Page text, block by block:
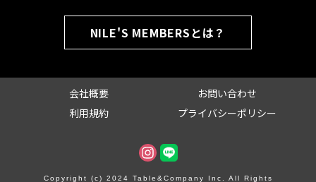
NILE'S MEMBERSとは？
会社概要
お問い合わせ
利用規約
プライバシーポリシー
Copyright (c) 2024 Table&Company Inc. All Rights